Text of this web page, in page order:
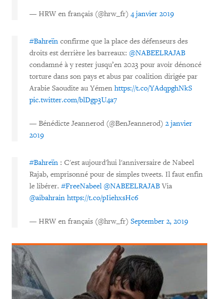
— HRW en français (@hrw_fr) 4 janvier 2019
#Bahreïn confirme que la place des défenseurs des
droits est derrière les barreaux: @NABEELRAJAB
condamné à y rester jusqu’en 2023 pour avoir dénoncé
torture dans son pays et abus par coalition dirigée par
Arabie Saoudite au Yémen https://t.co/YAdqpghNkS
pic.twitter.com/blDgp3U4a7
— Bénédicte Jeannerod (@BenJeannerod) 2 janvier
2019
#Bahreïn : C'est aujourd'hui l'anniversaire de Nabeel
Rajab, emprisonné pour de simples tweets. Il faut enfin
le libérer. #FreeNabeel @NABEELRAJAB Via
@aibahrain https://t.co/pIiehxsHc6
— HRW en français (@hrw_fr) September 2, 2019